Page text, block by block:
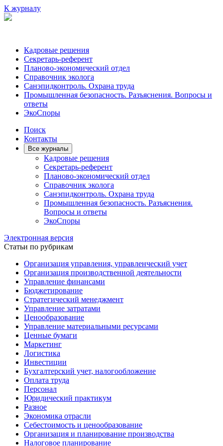
К журналу
Кадровые решения
Секретарь-референт
Планово-экономический отдел
Справочник эколога
Санэпидконтроль. Охрана труда
Промышленная безопасность. Разъяснения. Вопросы и
ответы
ЭкоСпоры
Поиск
Контакты
Все журналы
Кадровые решения
Секретарь-референт
Планово-экономический отдел
Справочник эколога
Санэпидконтроль. Охрана труда
Промышленная безопасность. Разъяснения.
Вопросы и ответы
ЭкоСпоры
Электронная версия
Статьи по рубрикам
Организация управления, управленческий учет
Организация производственной деятельности
Управление финансами
Бюджетирование
Стратегический менеджмент
Управление затратами
Ценообразование
Управление материальными ресурсами
Ценные бумаги
Маркетинг
Логистика
Инвестиции
Бухгалтерский учет, налогообложение
Оплата труда
Персонал
Юридический практикум
Разное
Экономика отрасли
Себестоимость и ценообразование
Организация и планирование производства
Налоговое планирование